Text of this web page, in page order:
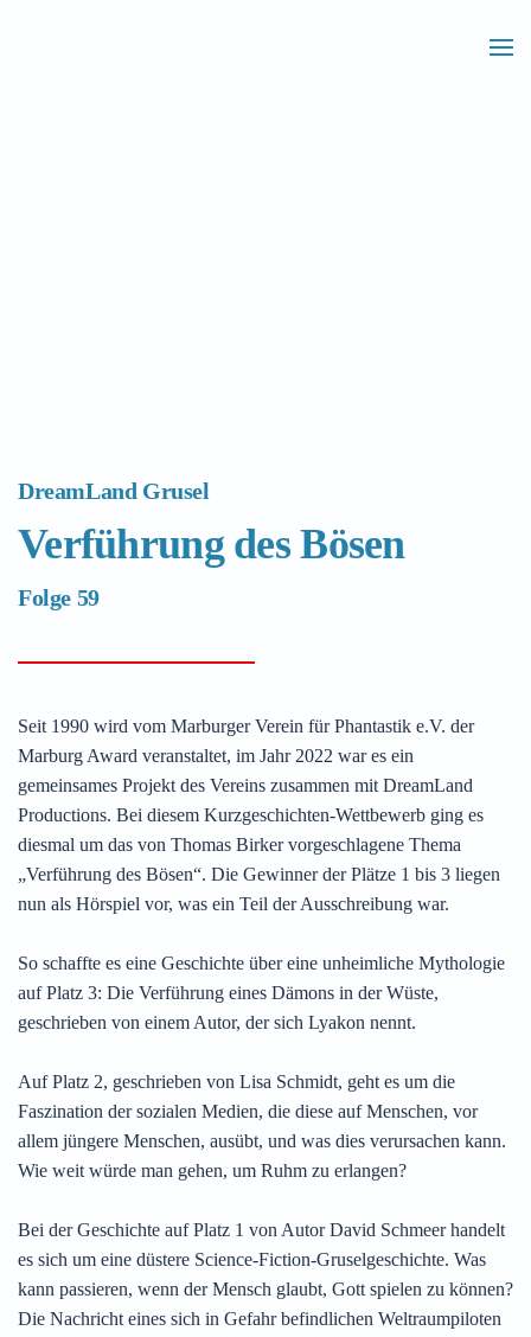
DreamLand Grusel
Verführung des Bösen
Folge 59
Seit 1990 wird vom Marburger Verein für Phantastik e.V. der
Marburg Award veranstaltet, im Jahr 2022 war es ein
gemeinsames Projekt des Vereins zusammen mit DreamLand
Productions. Bei diesem Kurzgeschichten-Wettbewerb ging es
diesmal um das von Thomas Birker vorgeschlagene Thema
„Verführung des Bösen“. Die Gewinner der Plätze 1 bis 3 liegen
nun als Hörspiel vor, was ein Teil der Ausschreibung war.
So schaffte es eine Geschichte über eine unheimliche Mythologie
auf Platz 3: Die Verführung eines Dämons in der Wüste,
geschrieben von einem Autor, der sich Lyakon nennt.
Auf Platz 2, geschrieben von Lisa Schmidt, geht es um die
Faszination der sozialen Medien, die diese auf Menschen, vor
allem jüngere Menschen, ausübt, und was dies verursachen kann.
Wie weit würde man gehen, um Ruhm zu erlangen?
Bei der Geschichte auf Platz 1 von Autor David Schmeer handelt
es sich um eine düstere Science-Fiction-Gruselgeschichte. Was
kann passieren, wenn der Mensch glaubt, Gott spielen zu können?
Die Nachricht eines sich in Gefahr befindlichen Weltraumpiloten